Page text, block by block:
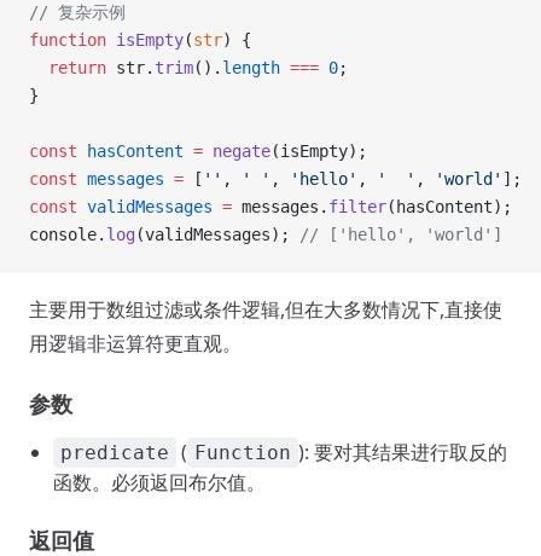
// 复杂示例
function isEmpty(str) {
  return
str. trim(). length === 0;
}
const hasContent = negate(isEmpty);
const messages = [ '' , ' ' , 'hello' , '  ' , 'world' ];
const validMessages = messages. filter(hasContent);
console. log (validMessages); // ['hello', 'world']
主要用于数组过滤或条件逻辑,但在大多数情况下,直接使
用逻辑非运算符更直观。
参数
predicate ( Function ): 要对其结果进行取反的
函数。必须返回布尔值。
返回值